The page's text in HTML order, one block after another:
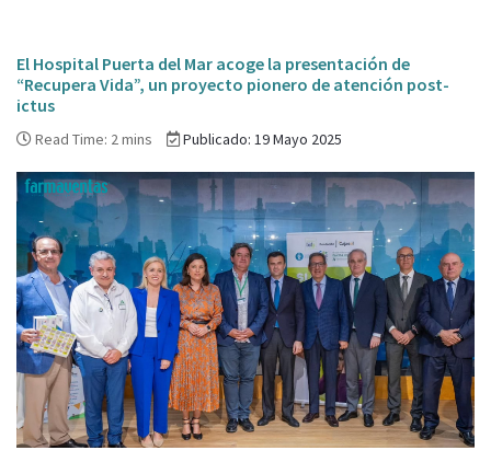
El Hospital Puerta del Mar acoge la presentación de
“Recupera Vida”, un proyecto pionero de atención post-
ictus
Read Time: 2 mins Publicado: 19 Mayo 2025